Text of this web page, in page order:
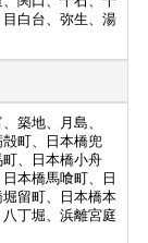
白台、弥生、湯
築地、月島、
町、日本橋兜
、日本橋小舟
本橋馬喰町、日
留町、日本橋本
丁堀、浜離宮庭